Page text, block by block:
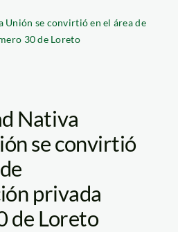
Unión se convirtió en el área de
30 de Loreto
Nativa
se convirtió
privada
de Loreto